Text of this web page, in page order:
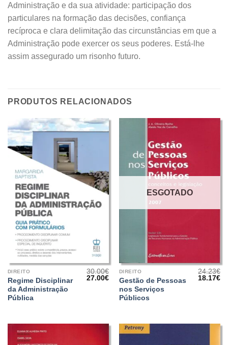
Administração e da sua atividade: participação dos
particulares na formação das decisões, confiança
recíproca e clara delimitação das circunstâncias em que a
Administração pode exercer os seus poderes. Está-lhe
assim assegurado um risonho futuro.
PRODUTOS RELACIONADOS
DIREITO
Regime Disciplinar
da Administração
Pública
30.00€
O
27.00€O
preço
atual
ESGOTADO
DIREITO
Gestão de Pessoas
nos Serviços
Públicos
24.23€
O
18.17€O